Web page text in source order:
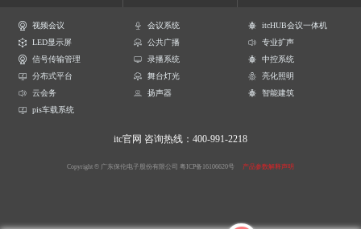
视频会议 会议系统
itcHUB会议一体机
LED显示屏
公共广播
专业扩声
信号传输管理
录播系统
中控系统
分布式平台
舞台灯光
亮化照明
云会务
扬声器
智能建筑
pis车载系统
itc官网 咨询热线：400-991-2218
Copyright © 广东保伦电子股份有限公司 粤ICP备16106620号 产品参数解释声明